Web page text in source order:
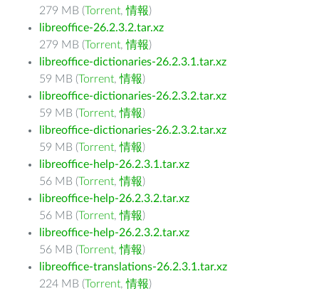
279 MB (Torrent,情報)
libreoffice-26.2.3.2.tar.xz
279 MB (Torrent,情報)
libreoffice-dictionaries-26.2.3.1.tar.xz
59 MB (Torrent,情報)
libreoffice-dictionaries-26.2.3.2.tar.xz
59 MB (Torrent,情報)
libreoffice-dictionaries-26.2.3.2.tar.xz
59 MB (Torrent,情報)
libreoffice-help-26.2.3.1.tar.xz
56 MB (Torrent,情報)
libreoffice-help-26.2.3.2.tar.xz
56 MB (Torrent,情報)
libreoffice-help-26.2.3.2.tar.xz
56 MB (Torrent,情報)
libreoffice-translations-26.2.3.1.tar.xz
224 MB (Torrent,情報)